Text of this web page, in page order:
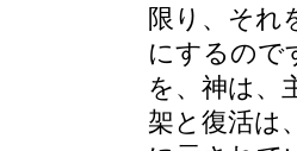
限り、それ
にするので
を、神は、
架と復活は